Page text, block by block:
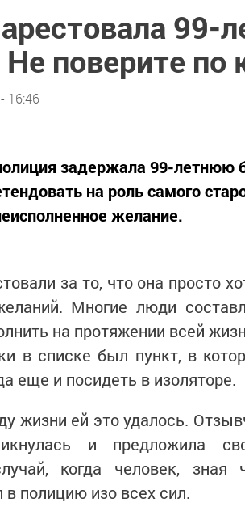
99-
поверите по
16:46
задержала 99-летнюю
на роль самого
желание.
за то, что она просто
Многие люди
на протяжении всей
в списке был пункт, в
еще и посидеть в изоляторе.
жизни ей это удалось.
и предложила
когда человек,
в полицию изо всех сил.